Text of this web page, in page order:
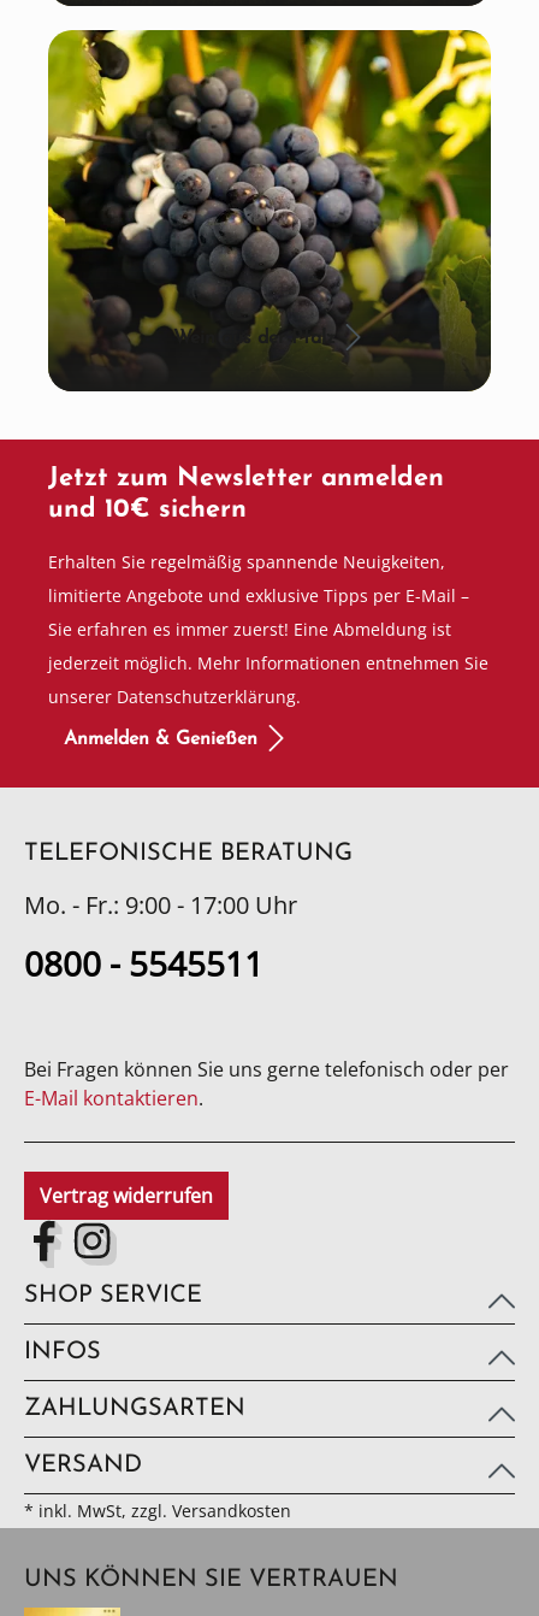
Wein aus der Pfalz
Jetzt zum Newsletter anmelden
und 10€ sichern
Erhalten Sie regelmäßig spannende Neuigkeiten,
limitierte Angebote und exklusive Tipps per E-Mail –
Sie erfahren es immer zuerst! Eine Abmeldung ist
jederzeit möglich. Mehr Informationen entnehmen Sie
unserer Datenschutzerklärung.
Anmelden & Genießen
TELEFONISCHE BERATUNG
Mo. - Fr.: 9:00 - 17:00 Uhr
0800 - 5545511
Bei Fragen können Sie uns gerne telefonisch oder per
E-Mail kontaktieren.
Vertrag widerrufen
SHOP SERVICE
INFOS
ZAHLUNGSARTEN
VERSAND
* inkl. MwSt, zzgl. Versandkosten
UNS KÖNNEN SIE VERTRAUEN